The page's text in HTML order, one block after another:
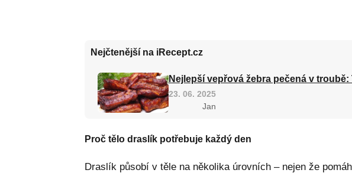
Nejčtenější na iRecept.cz
Nejlepší vepřová žebra pečená v troubě:
23. 06. 2025
Jan
Proč tělo draslík potřebuje každý den
Draslík působí v těle na několika úrovních – nejen že